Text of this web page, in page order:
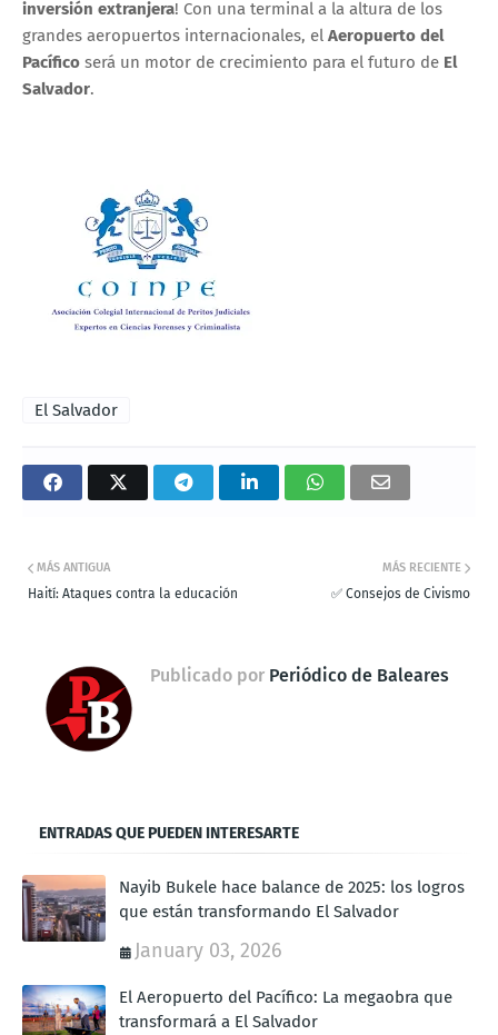
inversión extranjera! Con una terminal a la altura de los
grandes aeropuertos internacionales, el Aeropuerto del
Pacífico será un motor de crecimiento para el futuro de El
Salvador.
El Salvador
MÁS RECIENTE
✅ Consejos de Civismo
MÁS ANTIGUA
Haití: Ataques contra la educación
Publicado por Periódico de Baleares
ENTRADAS QUE PUEDEN INTERESARTE
Nayib Bukele hace balance de 2025: los logros
que están transformando El Salvador
January 03, 2026
El Aeropuerto del Pacífico: La megaobra que
transformará a El Salvador